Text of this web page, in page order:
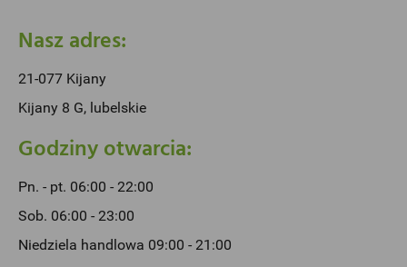
Nasz adres:
21-077 Kijany
Kijany 8 G, lubelskie
Godziny otwarcia:
Pn. - pt. 06:00 - 22:00
Sob. 06:00 - 23:00
Niedziela handlowa 09:00 - 21:00